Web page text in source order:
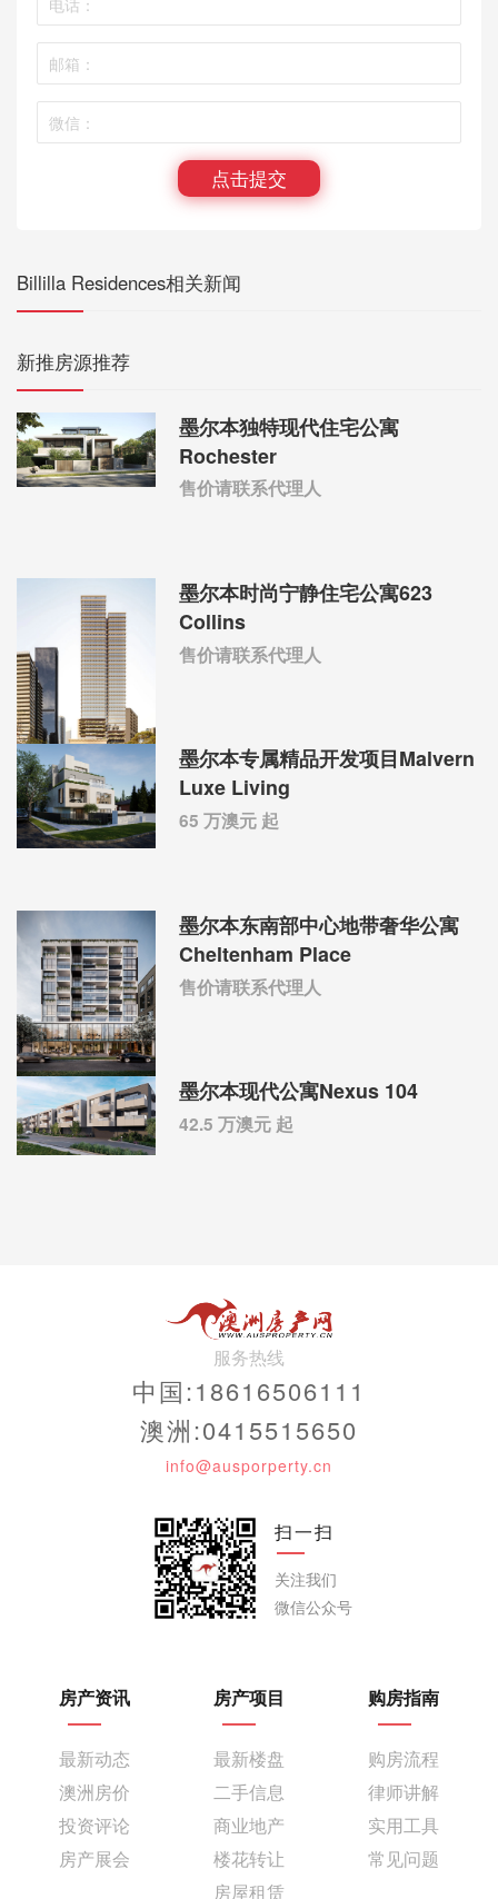
点击提交
Billilla Residences相关新闻
新推房源推荐
墨尔本独特现代住宅公寓
Rochester
售价请联系代理人
墨尔本时尚宁静住宅公寓623
Collins
售价请联系代理人
墨尔本专属精品开发项目Malvern
Luxe Living
65 万澳元 起
墨尔本东南部中心地带奢华公寓
Cheltenham Place
售价请联系代理人
墨尔本现代公寓Nexus 104
42.5 万澳元 起
服务热线
中国:18616506111
澳洲:0415515650
info@ausporperty.cn
扫一扫
关注我们
微信公众号
房产资讯
最新动态
澳洲房价
投资评论
房产展会
房产项目
最新楼盘
二手信息
商业地产
楼花转让
房屋租赁
购房指南
购房流程
律师讲解
实用工具
常见问题